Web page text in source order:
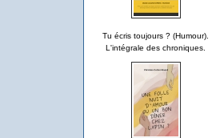
Tu écris toujours ? (Humour).
L'intégrale des chroniques.